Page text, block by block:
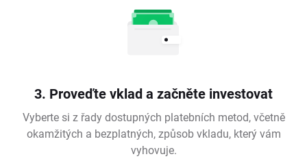
3. Proveďte vklad a začněte investovat
Vyberte si z řady dostupných platebních metod, včetně
okamžitých a bezplatných, způsob vkladu, který vám
vyhovuje.